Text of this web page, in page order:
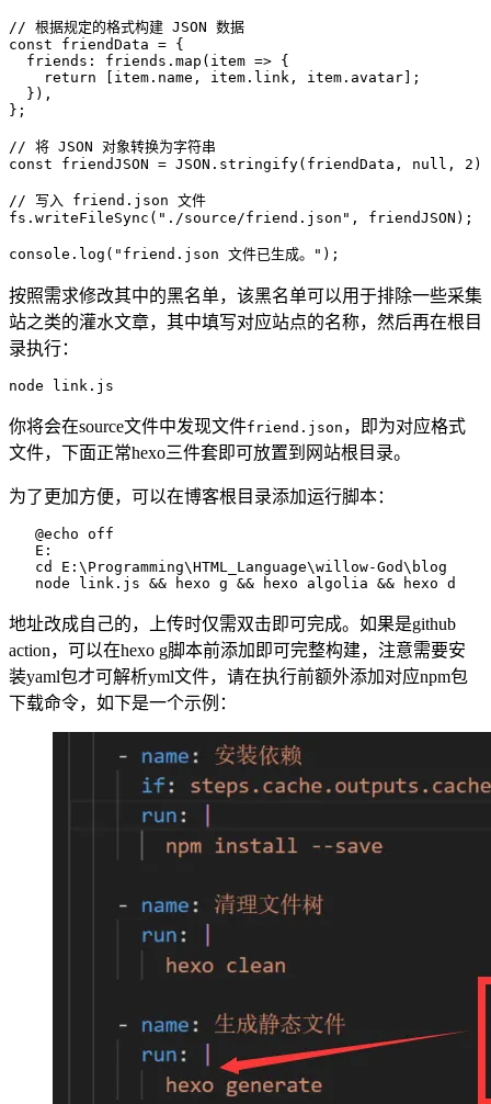
// 根据规定的格式构建 JSON 数据
const friendData = {
  friends
: friends . map ( item => {
    return
[ item .name , item .link , item .avatar];
  })
,
};
// 将 JSON 对象转换为字符串
const friendJSON = JSON . stringify(friendData , null , 2 );
// 写入 friend.json 文件
fs . writeFileSync ( "./source/friend.json" , friendJSON);
console . log ( "friend.json 文件已生成。" );
按照需求修改其中的黑名单，该黑名单可以用于排除一些采集
站之类的灌水文章，其中填写对应站点的名称，然后再在根目
录执行：
node link.js
你将会在source文件中发现文件friend.json ，即为对应格式
文件，下面正常hexo三件套即可放置到网站根目录。
为了更加方便，可以在博客根目录添加运行脚本：
   @echo
off
   E:
   cd
E: \Programming\HTML_Language\willow-God\blog
   node
link.js && hexo g && hexo algolia && hexo d
地址改成自己的，上传时仅需双击即可完成。如果是github
action，可以在hexo g脚本前添加即可完整构建，注意需要安
装yaml包才可解析yml文件，请在执行前额外添加对应npm包
下载命令，如下是一个示例：